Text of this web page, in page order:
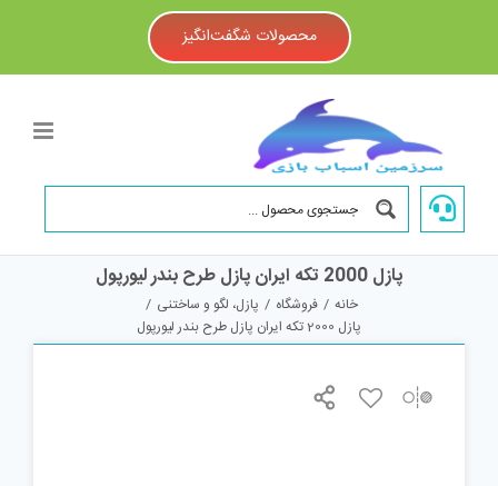
محصولات شگفت‌انگیز
پازل 2000 تکه ایران پازل طرح بندر لیورپول
خانه / فروشگاه / پازل، لگو و ساختنی /
پازل 2000 تکه ایران پازل طرح بندر لیورپول